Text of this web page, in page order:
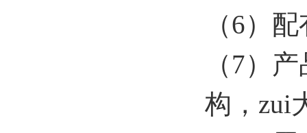
（6）
（7）
构，zui